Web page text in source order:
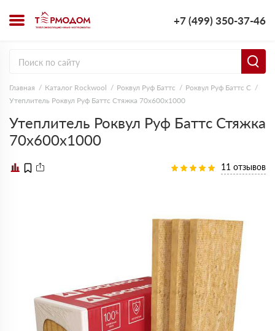
+7 (499) 350-37-46
Главная Каталог Rockwool Роквул Руф Баттс
Роквул Руф Баттс C
Утеплитель Роквул Руф Баттс Стяжка 70х600х1000
Утеплитель Роквул Руф Баттс Стяжка
70х600х1000
11 отзывов